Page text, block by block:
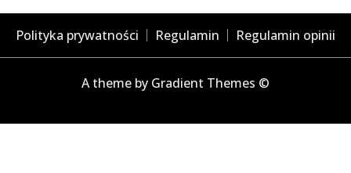
Polityka prywatności Regulamin Regulamin opinii
A theme by Gradient Themes ©